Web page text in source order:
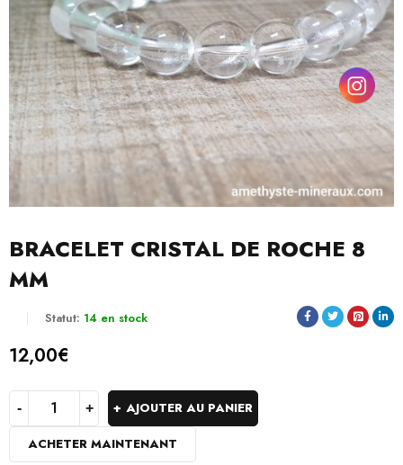
BRACELET CRISTAL DE ROCHE 8
MM
Statut: 14 en stock
12,00€
AJOUTER AU PANIER
ACHETER MAINTENANT